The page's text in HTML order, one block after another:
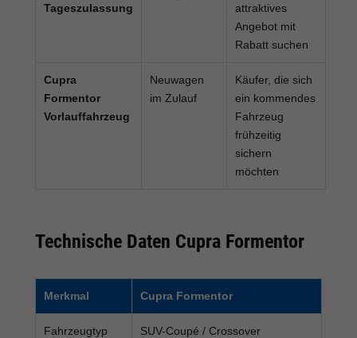
Tageszulassung
attraktives
Angebot mit
Rabatt suchen
Cupra
Formentor
Vorlauffahrzeug
Neuwagen
im Zulauf
Käufer, die sich
ein kommendes
Fahrzeug
frühzeitig
sichern
möchten
Technische Daten Cupra Formentor
Merkmal Cupra Formentor
Fahrzeugtyp SUV-Coupé / Crossover